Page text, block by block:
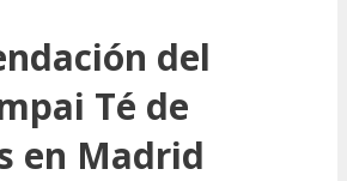
del
Té de
en Madrid